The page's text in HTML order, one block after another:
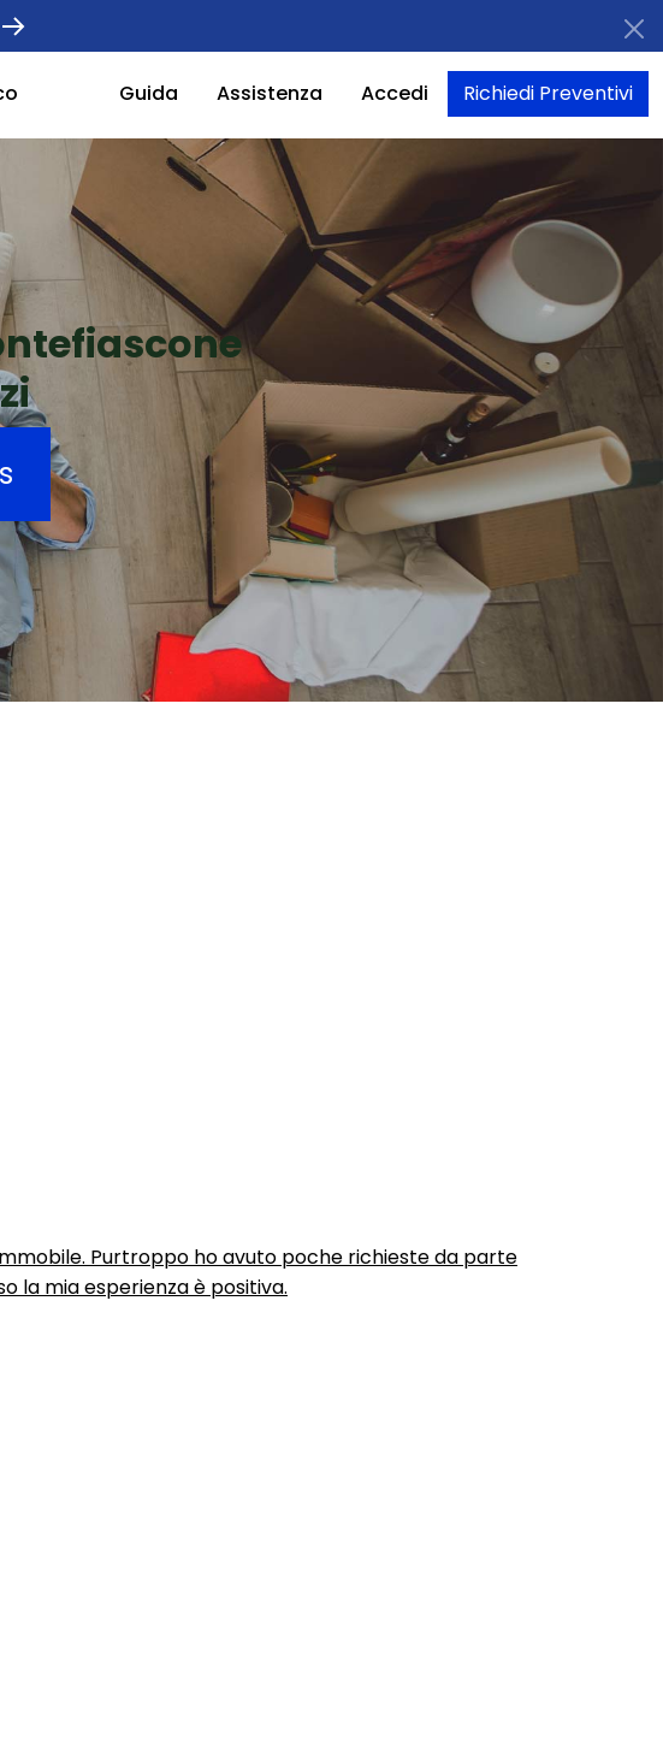
Guida Assistenza Accedi Richiedi Preventivi
Purtroppo ho avuto poche richieste da parte
la mia esperienza è positiva.